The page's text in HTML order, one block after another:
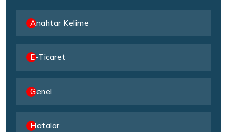
Anahtar Kelime
E-Ticaret
Genel
Hatalar